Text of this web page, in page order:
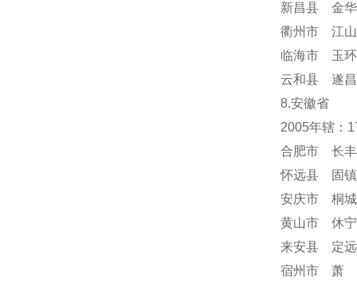
新昌县 金
衢州市 江
临海市 玉
云和县 遂
8.安徽省
2005年辖：
合肥市 长
怀远县 固
安庆市 桐
黄山市 休
来安县 定
宿州市 萧